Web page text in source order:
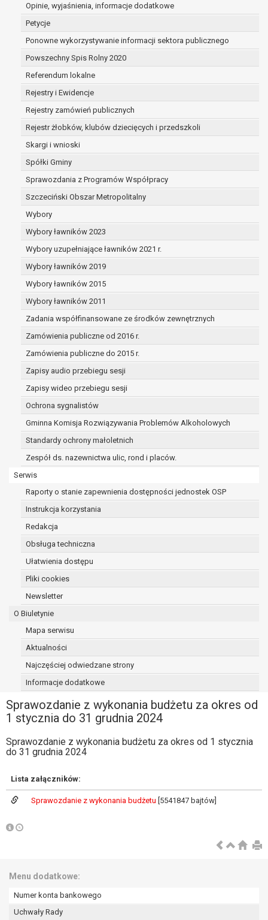
Opinie, wyjaśnienia, informacje dodatkowe
Petycje
Ponowne wykorzystywanie informacji sektora publicznego
Powszechny Spis Rolny 2020
Referendum lokalne
Rejestry i Ewidencje
Rejestry zamówień publicznych
Rejestr żłobków, klubów dziecięcych i przedszkoli
Skargi i wnioski
Spółki Gminy
Sprawozdania z Programów Współpracy
Szczeciński Obszar Metropolitalny
Wybory
Wybory ławników 2023
Wybory uzupełniające ławników 2021 r.
Wybory ławników 2019
Wybory ławników 2015
Wybory ławników 2011
Zadania współfinansowane ze środków zewnętrznych
Zamówienia publiczne od 2016 r.
Zamówienia publiczne do 2015 r.
Zapisy audio przebiegu sesji
Zapisy wideo przebiegu sesji
Ochrona sygnalistów
Gminna Komisja Rozwiązywania Problemów Alkoholowych
Standardy ochrony małoletnich
Zespół ds. nazewnictwa ulic, rond i placów.
Serwis
Raporty o stanie zapewnienia dostępności jednostek OSP
Instrukcja korzystania
Redakcja
Obsługa techniczna
Ułatwienia dostępu
Pliki cookies
Newsletter
O Biuletynie
Mapa serwisu
Aktualności
Najczęściej odwiedzane strony
Informacje dodatkowe
Sprawozdanie z wykonania budżetu za okres od
1 stycznia do 31 grudnia 2024
Sprawozdanie z wykonania budżetu za okres od 1 stycznia
do 31 grudnia 2024
Lista załączników:
Sprawozdanie z wykonania budżetu [5541847 bajtów]
Menu dodatkowe:
Numer konta bankowego
Uchwały Rady
dane są nieprawidłowe lub
prawo do żądania usunięcia danych
osobowych (tzw. prawo do bycia
zapomnianym) na podstawie art. 17 RODO,
w przypadku gdy:
dane nie są już niezbędne do celów,
dla których były zebrane lub w inny
sposób przetwarzane,
osoba, której dane dotyczą, wniosła
sprzeciw wobec przetwarzania
danych osobowych,
zgodę na przetwarzanie danych
osobowych, która jest podstawą
przetwarzania danych i nie ma innej
danych,
dane osobowe przetwarzane są
niezgodnie z prawem,
dane osobowe muszą być usunięte w
celu wywiązania się z obowiązku
prawo do żądania ograniczenia
przetwarzania danych osobowych na
podstawie art. 18 RODO, w przypadku gdy:
osoba, której dane dotyczą
kwestionuje prawidłowość danych
osobowych – na okres pozwalający
administratorowi sprawdzić
przetwarzanie danych jest niezgodne
z prawem, a osoba, której dane
dotyczą, sprzeciwia się usunięciu
danych, żądając w zamian ich
ograniczenia,
danych dla swoich celów, ale osoba,
której dane dotyczą, potrzebuje ich do
ustalenia, obrony lub dochodzenia
roszczeń,
osoba, której dane dotyczą, wniosła
sprzeciw wobec przetwarzania
danych - do czasu ustalenia czy
prawnie uzasadnione podstawy po
podstawie art. 20 RODO, w przypadku gdy
przetwarzanie danych odbywa się na
której dane dotyczą lub na podstawie
zgody wyrażonej przez tą osobę,
przetwarzanie odbywa się w sposób
prawo sprzeciwu wobec przetwarzania
danych na podstawie art. 21 RODO, wobec
podstawą prawną jest:
niezbędność przetwarzania do
powierzonej administratorowi bądź
realizowanych przez administratora